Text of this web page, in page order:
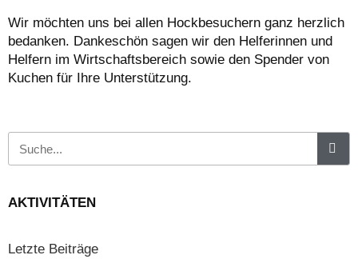
Wir möchten uns bei allen Hockbesuchern ganz herzlich
bedanken. Dankeschön sagen wir den Helferinnen und
Helfern im Wirtschaftsbereich sowie den Spender von
Kuchen für Ihre Unterstützung.
AKTIVITÄTEN
Letzte Beiträge